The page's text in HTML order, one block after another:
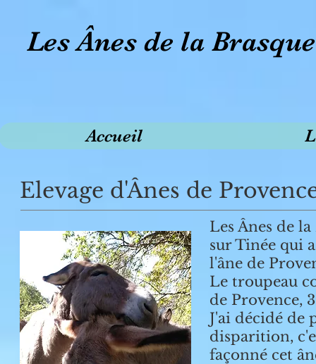
Les Ânes de la Brasque
Accueil
Elevage d'Ânes de
Les Ânes de
sur Tinée qui
l'âne de
Le troupeau
de Provence,
J'ai décidé de
disparition,
façonné cet